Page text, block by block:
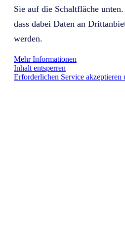
Sie auf die Schaltfläche
dass dabei Daten an
werden.
Mehr Informationen
Inhalt entsperren
Erforderlichen Service akzeptieren